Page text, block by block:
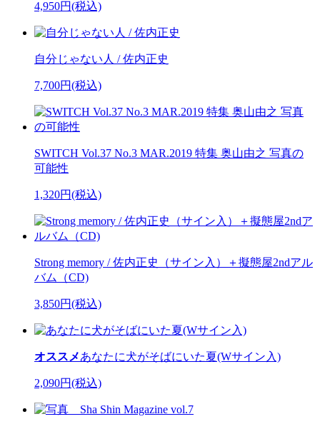
4,950円(税込)
自分じゃない人 / 佐内正史
7,700円(税込)
SWITCH Vol.37 No.3 MAR.2019 特集 奥山由之 写真の
可能性
1,320円(税込)
Strong memory / 佐内正史（サイン入）＋擬態屋2ndアル
バム（CD)
3,850円(税込)
オススメあなたに犬がそばにいた夏(Wサイン入)
2,090円(税込)